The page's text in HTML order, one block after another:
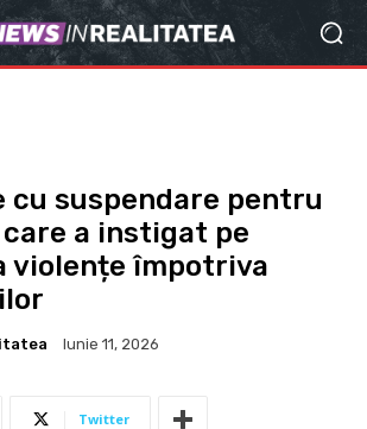
cu suspendare pentru
a instigat pe
violențe împotriva
Iunie 11, 2026
Twitter